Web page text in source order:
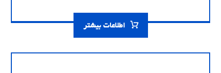
اطلاعات بیشتر